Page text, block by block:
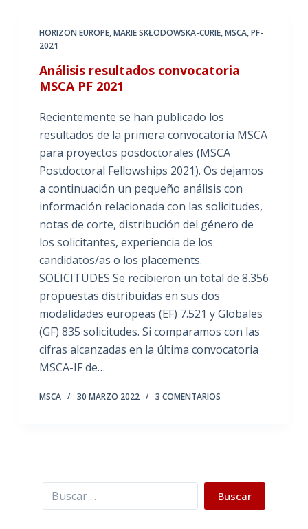
HORIZON EUROPE,MARIE SKŁODOWSKA-CURIE,MSCA,PF-
2021
Análisis resultados convocatoria
MSCA PF 2021
Recientemente se han publicado los
resultados de la primera convocatoria MSCA
para proyectos posdoctorales (MSCA
Postdoctoral Fellowships 2021). Os dejamos
a continuación un pequeño análisis con
información relacionada con las solicitudes,
notas de corte, distribución del género de
los solicitantes, experiencia de los
candidatos/as o los placements.
SOLICITUDES Se recibieron un total de 8.356
propuestas distribuidas en sus dos
modalidades europeas (EF) 7.521 y Globales
(GF) 835 solicitudes. Si comparamos con las
cifras alcanzadas en la última convocatoria
MSCA-IF de…
MSCA 30 MARZO 2022 3 COMENTARIOS
Buscar Buscar